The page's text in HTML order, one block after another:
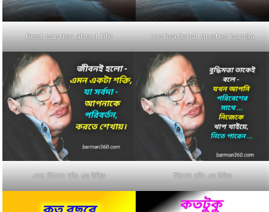
Best caption about life motivational quotes bangla
সেরা স্টিফেন হকিং এর উক্তি স্টিফেন হকিং এর উক্তি